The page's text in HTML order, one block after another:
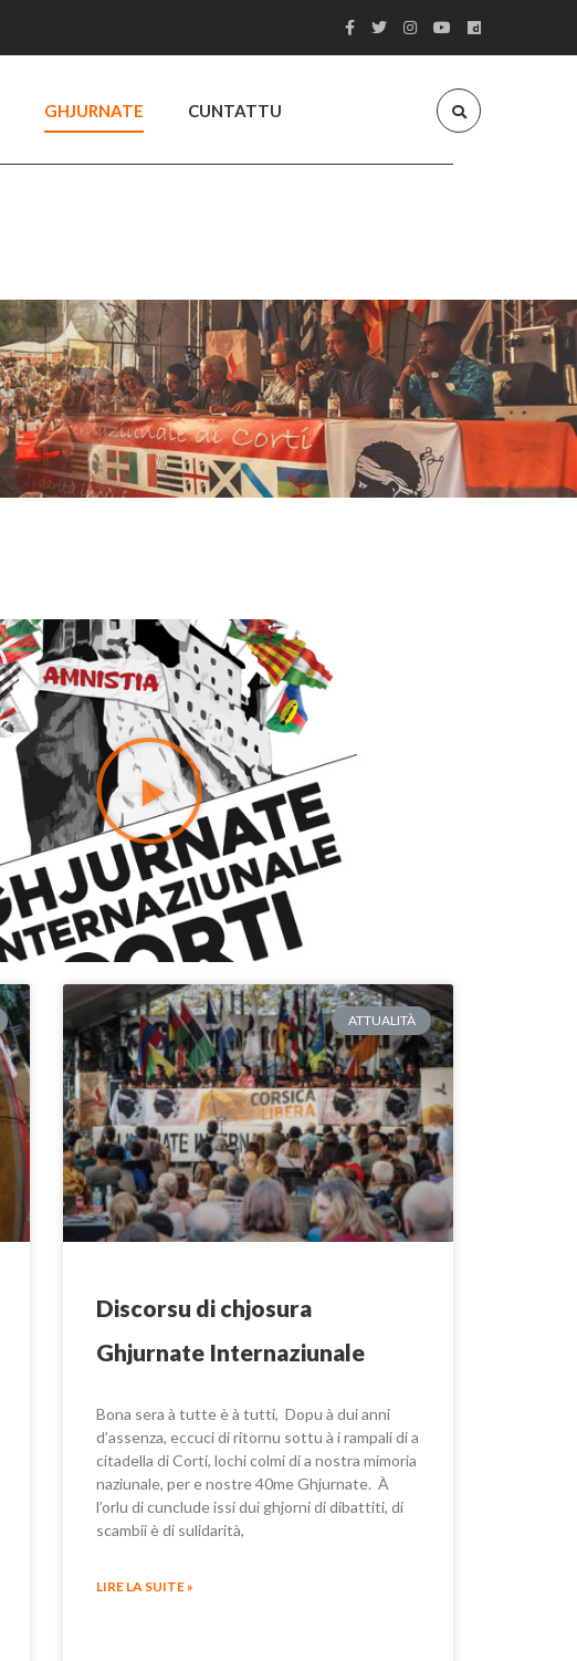
GHJURNATE CUNTATTU
ATTUALITÀ
Discorsu di chjosura
Ghjurnate Internaziunale
Bona sera à tutte è à tutti, Dopu à dui anni
d’assenza, eccuci di ritornu sottu à i rampali di a
citadella di Corti, lochi colmi di a nostra mimoria
naziunale, per e nostre 40me Ghjurnate. À
l’orlu di cunclude issi dui ghjorni di dibattiti, di
scambii è di sulidarità,
LIRE LA SUITE »